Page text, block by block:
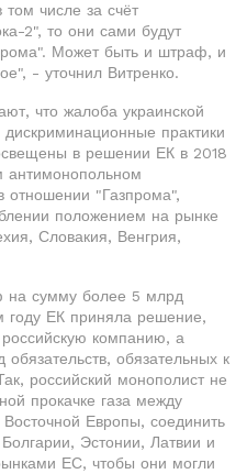
числе за счёт
2", то они сами будут
Может быть и штраф, и
- уточнил Витренко.
что жалоба украинской
практики
в решении ЕК в 2018
антимонопольном
отношении "Газпрома",
положением на рынке
Словакия, Венгрия,
на сумму более 5 млрд
ЕК приняла решение,
компанию, а
обязательных к
российский монополист не
прокачке газа между
Европы, соединить
Эстонии, Латвии и
ЕС, чтобы они могли